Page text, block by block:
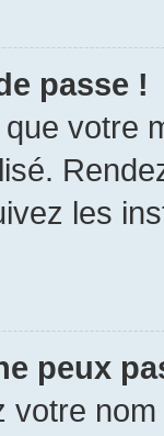
passe !
votre
les
peux